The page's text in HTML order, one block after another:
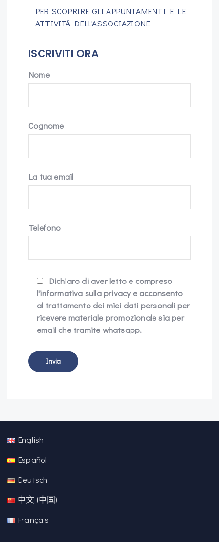
PER SCOPRIRE GLI APPUNTAMENTI E LE
ATTIVITÀ DELL'ASSOCIAZIONE
ISCRIVITI ORA
Nome
Cognome
La tua email
Telefono
Dichiaro di aver letto e compreso
l'informativa sulla privacy e acconsento
al trattamento dei miei dati personali per
ricevere materiale promozionale sia per
email che tramite whatsapp.
English
Español
Deutsch
中文 (中国)
Français